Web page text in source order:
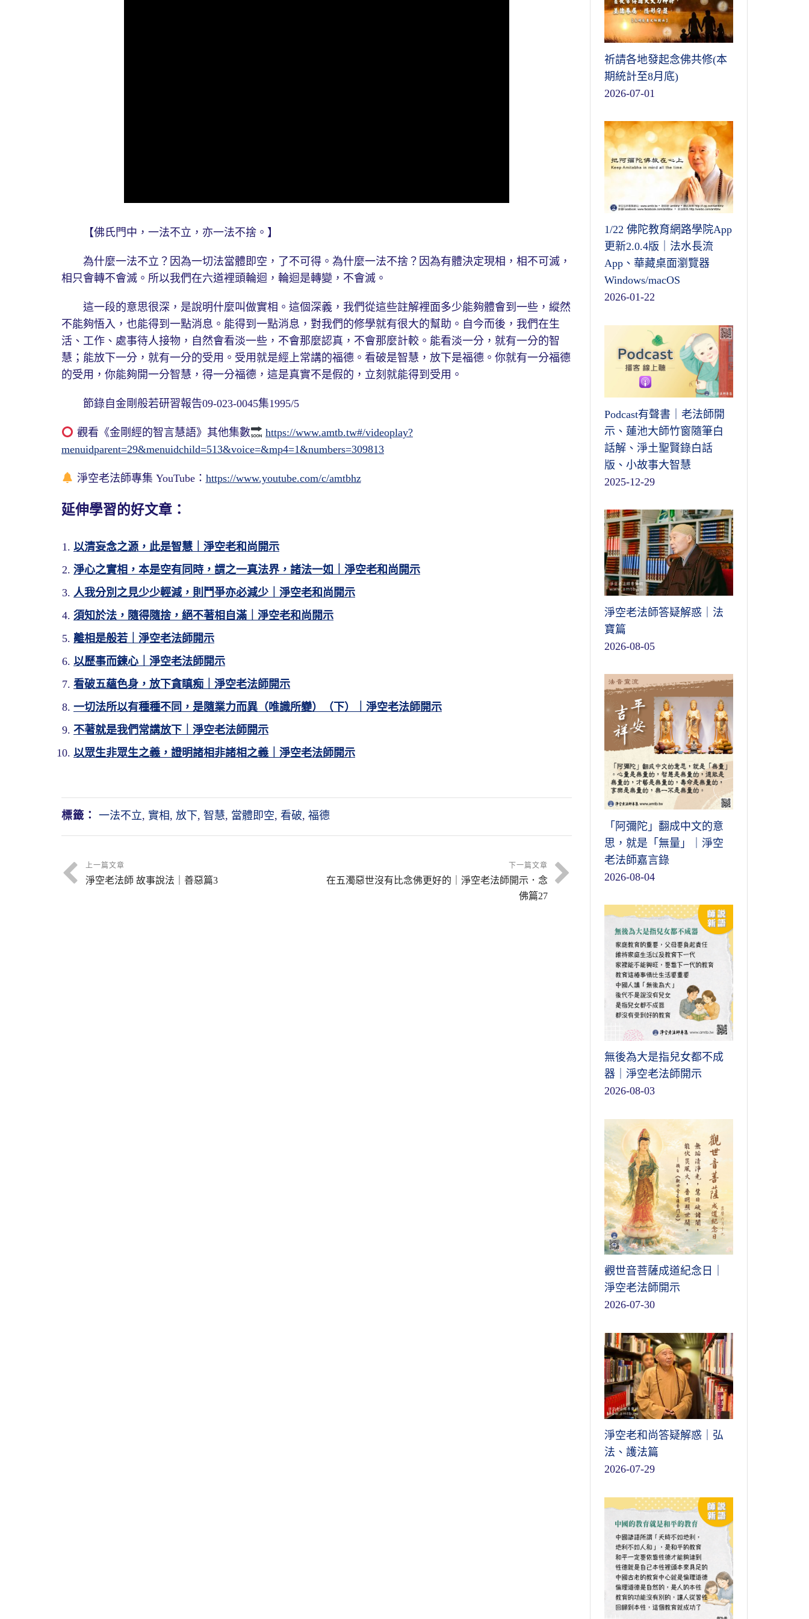
【佛氏門中，一法不立，亦一法不捨。】
為什麼一法不立？因為一切法當體即空，了不可得。為什麼一法不捨？因為有體決定現相，相不可滅，
相只會轉不會滅。所以我們在六道裡頭輪迴，輪迴是轉變，不會滅。
這一段的意思很深，是說明什麼叫做實相。這個深義，我們從這些註解裡面多少能夠體會到一些，縱然
不能夠悟入，也能得到一點消息。能得到一點消息，對我們的修學就有很大的幫助。自今而後，我們在生
活、工作、處事待人接物，自然會看淡一些，不會那麼認真，不會那麼計較。能看淡一分，就有一分的智
慧；能放下一分，就有一分的受用。受用就是經上常講的福德。看破是智慧，放下是福德。你就有一分福德
的受用，你能夠開一分智慧，得一分福德，這是真實不是假的，立刻就能得到受用。
節錄自金剛般若研習報告09-023-0045集1995/5
觀看《金剛經的智言慧語》其他集數
https://www.amtb.tw#/videoplay?
menuidparent=29&menuidchild=513&voice=&mp4=1&numbers=309813
淨空老法師專集 YouTube： https://www.youtube.com/c/amtbhz
延伸學習的好文章：
以清妄念之源，此是智慧｜淨空老和尚開示
淨心之實相，本是空有同時，謂之一真法界，諸法一如｜淨空老和尚開示
人我分別之見少少輕減，則鬥爭亦必減少｜淨空老和尚開示
須知於法，隨得隨捨，絕不著相自滿｜淨空老和尚開示
離相是般若｜淨空老法師開示
以歷事而鍊心｜淨空老法師開示
看破五蘊色身，放下貪瞋痴｜淨空老法師開示
一切法所以有種種不同，是隨業力而異（唯識所變）（下）｜淨空老法師開示
不著就是我們常講放下｜淨空老法師開示
以眾生非眾生之義，證明諸相非諸相之義｜淨空老法師開示
標籤： 一法不立, 實相, 放下, 智慧, 當體即空, 看破, 福德
上一篇文章
淨空老法師 故事說法｜善惡篇3
下一篇文章
在五濁惡世沒有比念佛更好的｜淨空老法師開示．念
佛篇27
祈請各地發起念佛共修(本
期統計至8月底)
2026-07-01
1/22 佛陀教育網路學院App
更新2.0.4版｜法水長流
App、華藏桌面瀏覽器
Windows/macOS
2026-01-22
Podcast有聲書｜老法師開
示、蓮池大師竹窗隨筆白
話解、淨土聖賢錄白話
版、小故事大智慧
2025-12-29
淨空老法師答疑解惑｜法
寶篇
2026-08-05
「阿彌陀」翻成中文的意
思，就是「無量」｜淨空
老法師嘉言錄
2026-08-04
無後為大是指兒女都不成
器｜淨空老法師開示
2026-08-03
觀世音菩薩成道紀念日｜
淨空老法師開示
2026-07-30
淨空老和尚答疑解惑｜弘
法、護法篇
2026-07-29